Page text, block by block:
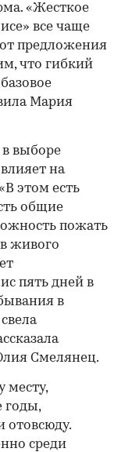
«Жесткое
все чаще
предложения
что гибкий
Мария
выборе
на
этом есть
общие
пожать
живого
пять дней в
в
Смелянец.
месту,
годы,
отовсюду.
среди